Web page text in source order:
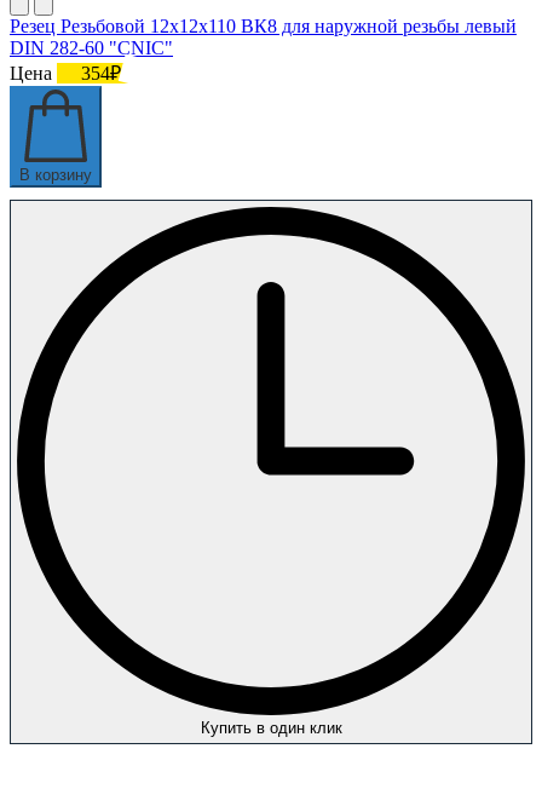
Резец Резьбовой 12х12х110 ВК8 для наружной резьбы левый
DIN 282-60 "CNIC"
Цена
354₽
В корзину
Купить в один клик